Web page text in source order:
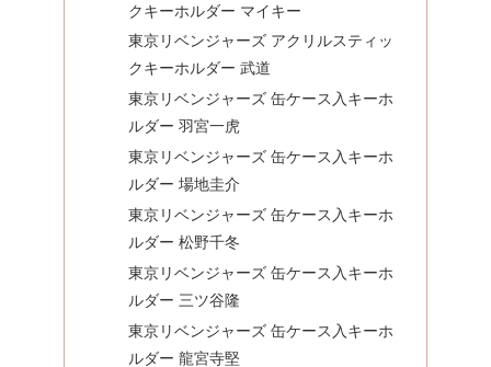
クキーホルダー マイキー
東京リベンジャーズ アクリルスティッ
クキーホルダー 武道
東京リベンジャーズ 缶ケース入キーホ
ルダー 羽宮一虎
東京リベンジャーズ 缶ケース入キーホ
ルダー 場地圭介
東京リベンジャーズ 缶ケース入キーホ
ルダー 松野千冬
東京リベンジャーズ 缶ケース入キーホ
ルダー 三ツ谷隆
東京リベンジャーズ 缶ケース入キーホ
ルダー 龍宮寺堅